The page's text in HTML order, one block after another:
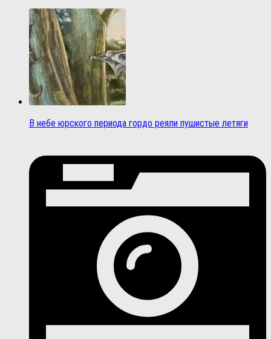
В небе юрского периода гордо реяли пушистые летяги